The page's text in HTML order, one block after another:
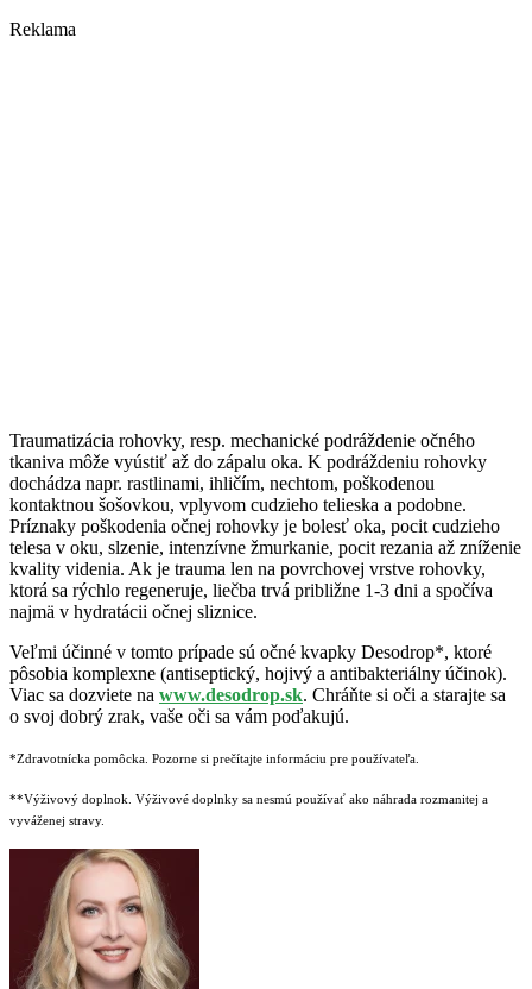
Reklama
Traumatizácia rohovky, resp. mechanické podráždenie očného
tkaniva môže vyústiť až do zápalu oka. K podráždeniu rohovky
dochádza napr. rastlinami, ihličím, nechtom, poškodenou
kontaktnou šošovkou, vplyvom cudzieho telieska a podobne.
Príznaky poškodenia očnej rohovky je bolesť oka, pocit cudzieho
telesa v oku, slzenie, intenzívne žmurkanie, pocit rezania až zníženie
kvality videnia. Ak je trauma len na povrchovej vrstve rohovky,
ktorá sa rýchlo regeneruje, liečba trvá približne 1-3 dni a spočíva
najmä v hydratácii očnej sliznice.
Veľmi účinné v tomto prípade sú očné kvapky Desodrop*, ktoré
pôsobia komplexne (antiseptický, hojivý a antibakteriálny účinok).
Viac sa dozviete na www.desodrop.sk. Chráňte si oči a starajte sa
o svoj dobrý zrak, vaše oči sa vám poďakujú.
*Zdravotnícka pomôcka. Pozorne si prečítajte informáciu pre používateľa.
**Výživový doplnok. Výživové doplnky sa nesmú používať ako náhrada rozmanitej a
vyváženej stravy.